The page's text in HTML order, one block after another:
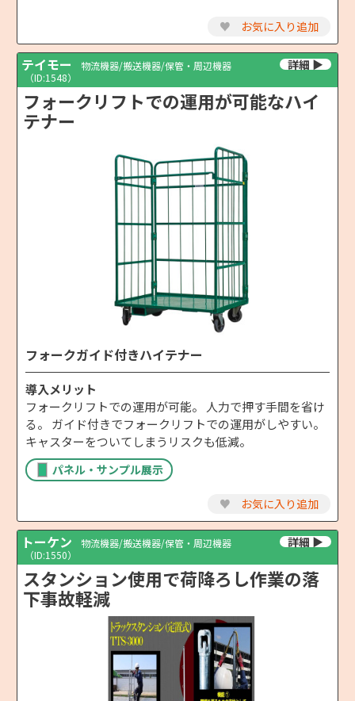
♥ お気に入り追加
テイモー
物流機器/搬送機器/保管・周辺機器
（ID:1548）
フォークリフトでの運用が可能なハイ
テナー
フォークガイド付きハイテナー
導入メリット
フォークリフトでの運用が可能。 人力で押す手間を省け
る。 ガイド付きでフォークリフトでの運用がしやすい。
キャスターをついてしまうリスクも低減。
パネル・サンプル展示
♥ お気に入り追加
トーケン
物流機器/搬送機器/保管・周辺機器
（ID:1550）
スタンション使用で荷降ろし作業の落
下事故軽減